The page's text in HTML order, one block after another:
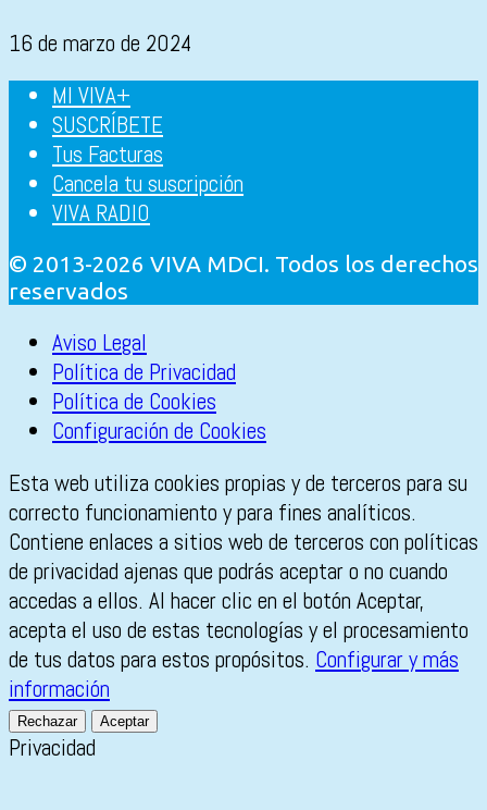
16 de marzo de 2024
MI VIVA+
SUSCRÍBETE
Tus Facturas
Cancela tu suscripción
VIVA RADIO
© 2013-2026 VIVA MDCI. Todos los derechos
reservados
Aviso Legal
Política de Privacidad
Política de Cookies
Configuración de Cookies
Esta web utiliza cookies propias y de terceros para su
correcto funcionamiento y para fines analíticos.
Contiene enlaces a sitios web de terceros con políticas
de privacidad ajenas que podrás aceptar o no cuando
accedas a ellos. Al hacer clic en el botón Aceptar,
acepta el uso de estas tecnologías y el procesamiento
de tus datos para estos propósitos. Configurar y más
información
Rechazar Aceptar
Privacidad